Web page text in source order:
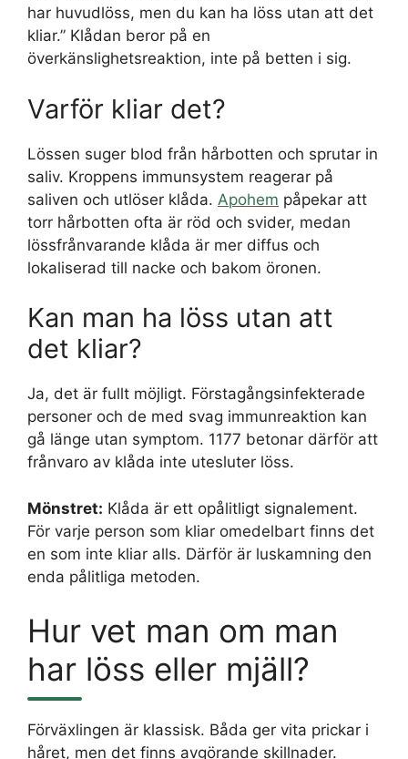
har huvudlöss, men du kan ha löss utan att det
kliar.” Klådan beror på en
överkänslighetsreaktion, inte på betten i sig.
Varför kliar det?
Lössen suger blod från hårbotten och sprutar in
saliv. Kroppens immunsystem reagerar på
saliven och utlöser klåda. Apohem påpekar att
torr hårbotten ofta är röd och svider, medan
lössfrånvarande klåda är mer diffus och
lokaliserad till nacke och bakom öronen.
Kan man ha löss utan att
det kliar?
Ja, det är fullt möjligt. Förstagångsinfekterade
personer och de med svag immunreaktion kan
gå länge utan symptom. 1177 betonar därför att
frånvaro av klåda inte utesluter löss.
Mönstret: Klåda är ett opålitligt signalement.
För varje person som kliar omedelbart finns det
en som inte kliar alls. Därför är luskamning den
enda pålitliga metoden.
Hur vet man om man
har löss eller mjäll?
Förväxlingen är klassisk. Båda ger vita prickar i
håret, men det finns avgörande skillnader.